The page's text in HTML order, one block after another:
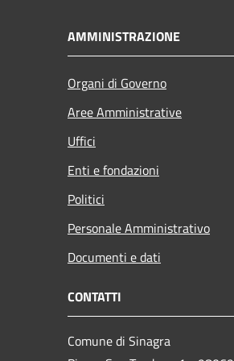
AMMINISTRAZIONE
Organi di Governo
Aree Amministrative
Uffici
Enti e fondazioni
Politici
Personale Amministrativo
Documenti e dati
CONTATTI
Comune di Sinagra